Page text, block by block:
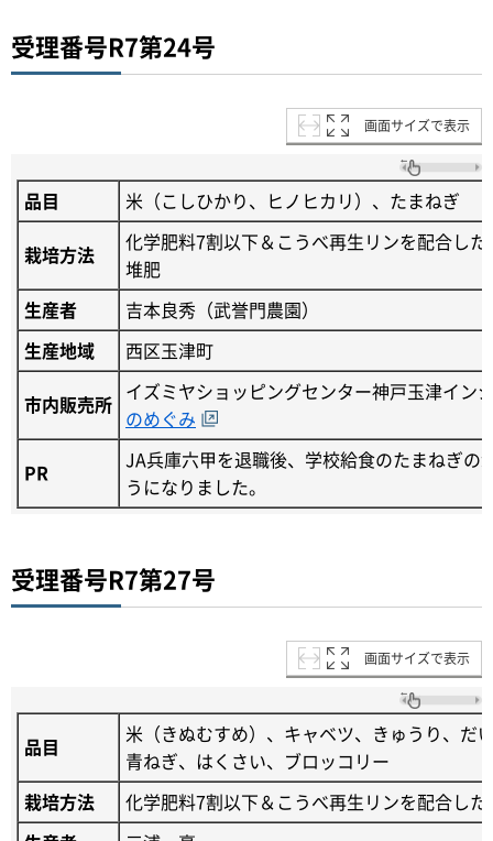
受理番号R7第24号
画面サイズで表示
品目 米（こしひかり、ヒノヒカリ）、たまねぎ
栽培方法
化学肥料7割以下＆こうべ再生リンを配合し
堆肥
生産者
吉本良秀（武誉門農園）
生産地域
西区玉津町
市内販売所 イズミヤショッピングセンター神戸玉津イン
のめぐみ
PR
JA兵庫六甲を退職後、学校給食のたまねぎの
うになりました。
受理番号R7第27号
画面サイズで表示
品目
米（きぬむすめ）、キャベツ、きゅうり、だ
青ねぎ、はくさい、ブロッコリー
栽培方法
化学肥料7割以下＆こうべ再生リンを配合した